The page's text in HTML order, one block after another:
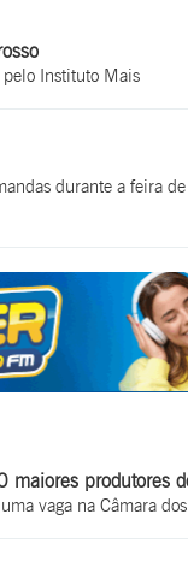
Instituto Mais
durante a feira
maiores produtores
vaga na Câmara